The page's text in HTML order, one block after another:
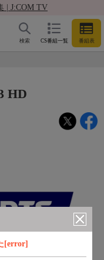
| J:COM TV
CS番組一覧 番組表
検索
[error]
HD